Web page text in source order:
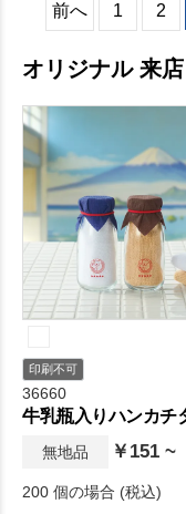
前へ 1 2
オリジナル 来
印刷不可
36660
牛乳瓶入りハンカチ
無地品 ￥151 ~
200 個の場合 (税込)